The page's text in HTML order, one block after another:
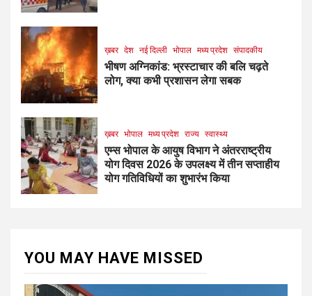
ख़बर देश नई दिल्ली भोपाल मध्य प्रदेश संपादकीय
भीषण अग्निकांड: भ्रस्टाचार की बलि चढ़ते
लोग, क्या कभी प्रशासन लेगा सबक
ख़बर भोपाल मध्य प्रदेश राज्य स्वास्थ्य
एम्स भोपाल के आयुष विभाग ने अंतरराष्ट्रीय
योग दिवस 2026 के उपलक्ष्य में तीन सप्ताहीय
योग गतिविधियों का शुभारंभ किया
YOU MAY HAVE MISSED